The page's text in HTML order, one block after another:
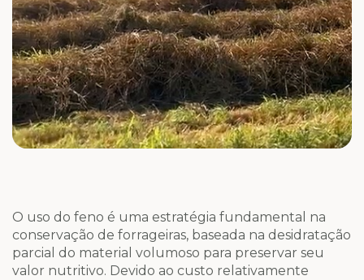
O uso do feno é uma estratégia fundamental na
conservação de forrageiras, baseada na desidratação
parcial do material volumoso para preservar seu
valor nutritivo. Devido ao custo relativamente